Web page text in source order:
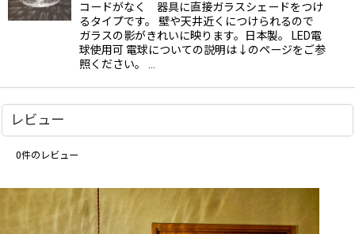
コードがなく 器具に直接ガラスシェードをつけ
るタイプです。 壁や天井近くにつけられるので
ガラスの影がきれいに映ります。日本製。 LED電
球使用可 電球についての説明は↓のページをご参
照ください。 …
レビュー
0件のレビュー